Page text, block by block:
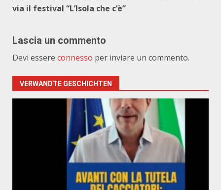
via il festival “L’Isola che c’è”
Lascia un commento
Devi essere connesso per inviare un commento.
VERWANDTE GESCHICHTEN